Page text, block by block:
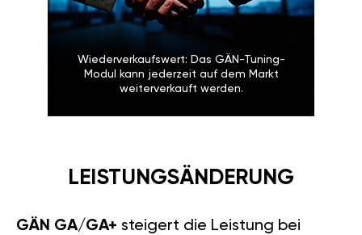
Wiederverkaufswert: Das GÄN-Tuning-
Modul kann jederzeit auf dem Markt
weiterverkauft werden.
LEISTUNGSÄNDERUNG
GÄN GA/GA+ steigert die Leistung bei